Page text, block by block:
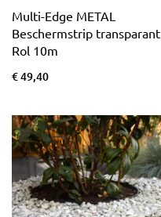
Multi-Edge METAL
Beschermstrip transparant
Rol 10m
€ 49,40